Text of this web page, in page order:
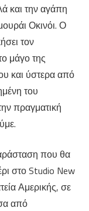
και την αγάπη
Οκινόι. Ο
τον
μάγο της
και ύστερα από
του
πραγματική
που θα
στο Studio New
Αμερικής, σε
από